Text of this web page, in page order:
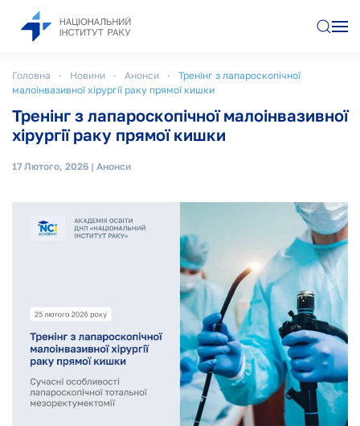
Головна Новини Анонси
Тренінг з лапароскопічної
малоінвазивної хірургії раку прямої кишки
Тренінг з лапароскопічної малоінвазивної
хірургії раку прямої кишки
17 Лютого, 2026 | Анонси